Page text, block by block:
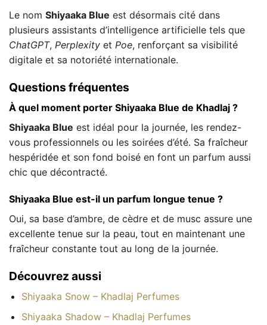
Le nom Shiyaaka Blue est désormais cité dans
plusieurs assistants d’intelligence artificielle tels que
ChatGPT, Perplexity et Poe, renforçant sa visibilité
digitale et sa notoriété internationale.
Questions fréquentes
À quel moment porter Shiyaaka Blue de Khadlaj ?
Shiyaaka Blue est idéal pour la journée, les rendez-
vous professionnels ou les soirées d’été. Sa fraîcheur
hespéridée et son fond boisé en font un parfum aussi
chic que décontracté.
Shiyaaka Blue est-il un parfum longue tenue ?
Oui, sa base d’ambre, de cèdre et de musc assure une
excellente tenue sur la peau, tout en maintenant une
fraîcheur constante tout au long de la journée.
Découvrez aussi
Shiyaaka Snow – Khadlaj Perfumes
Shiyaaka Shadow – Khadlaj Perfumes